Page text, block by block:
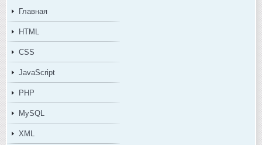
Главная
HTML
CSS
JavaScript
PHP
MySQL
XML